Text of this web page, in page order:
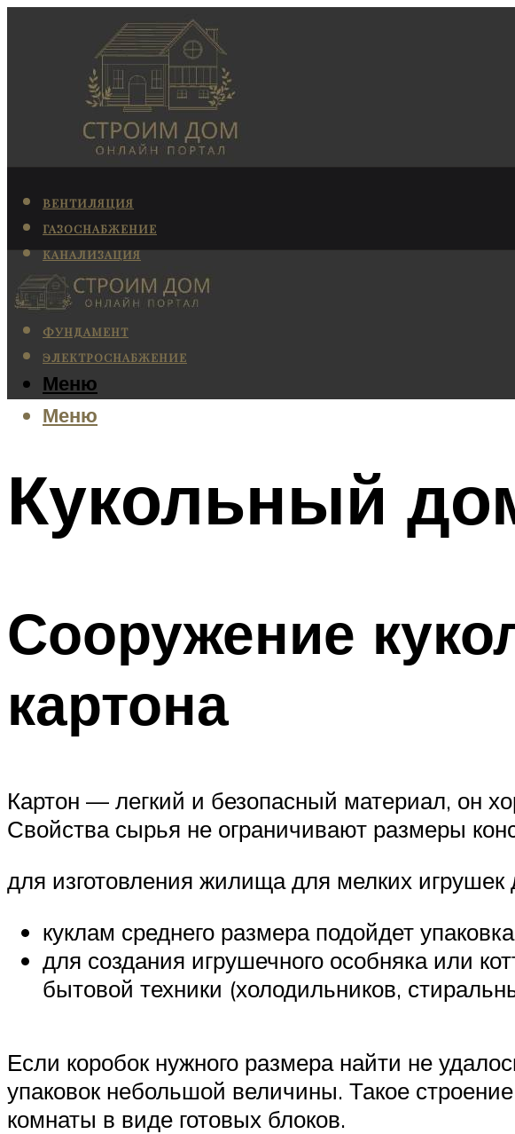
ВЕНТИЛЯЦИЯ
ГАЗОСНАБЖЕНИЕ
КАНАЛИЗАЦИЯ
КОНДИЦИОНИРОВАНИЕ
ОТОПЛЕНИЕ
ФУНДАМЕНТ
ЭЛЕКТРОСНАБЖЕНИЕ
Меню
Меню
Кукольный
Сооружение
картона
Картон — легкий и безопасный материал, он
Свойства сырья не ограничивают размеры
для изготовления жилища для мелких игрушек
куклам среднего размера подойдет
для создания игрушечного особняка или
бытовой техники (холодильников,
Если коробок нужного размера найти не
упаковок небольшой величины. Такое
комнаты в виде готовых блоков.